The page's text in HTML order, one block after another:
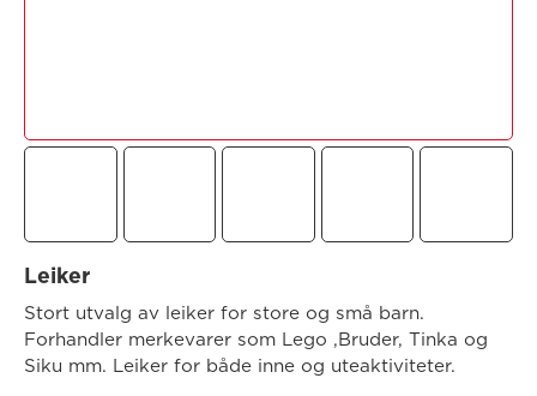
Leiker
Stort utvalg av leiker for store og små barn.
Forhandler merkevarer som Lego ,Bruder, Tinka og
Siku mm. Leiker for både inne og uteaktiviteter.